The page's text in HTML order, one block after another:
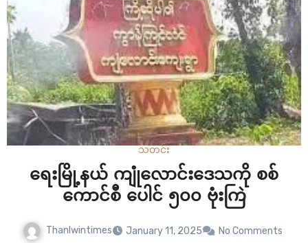
သတင်း
ရေးမြို့နယ် ကျုံလောင်းဒေသကို စစ်
ကောင်စီ ပေါင် ၅၀၀ ဗုံးကြဲ
Thanlwintimes January 11, 2025 No Comments